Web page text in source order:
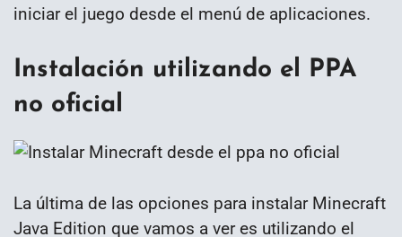
iniciar el juego desde el menú de aplicaciones.
Instalación utilizando el PPA
no oficial
La última de las opciones para instalar Minecraft
Java Edition que vamos a ver es utilizando el